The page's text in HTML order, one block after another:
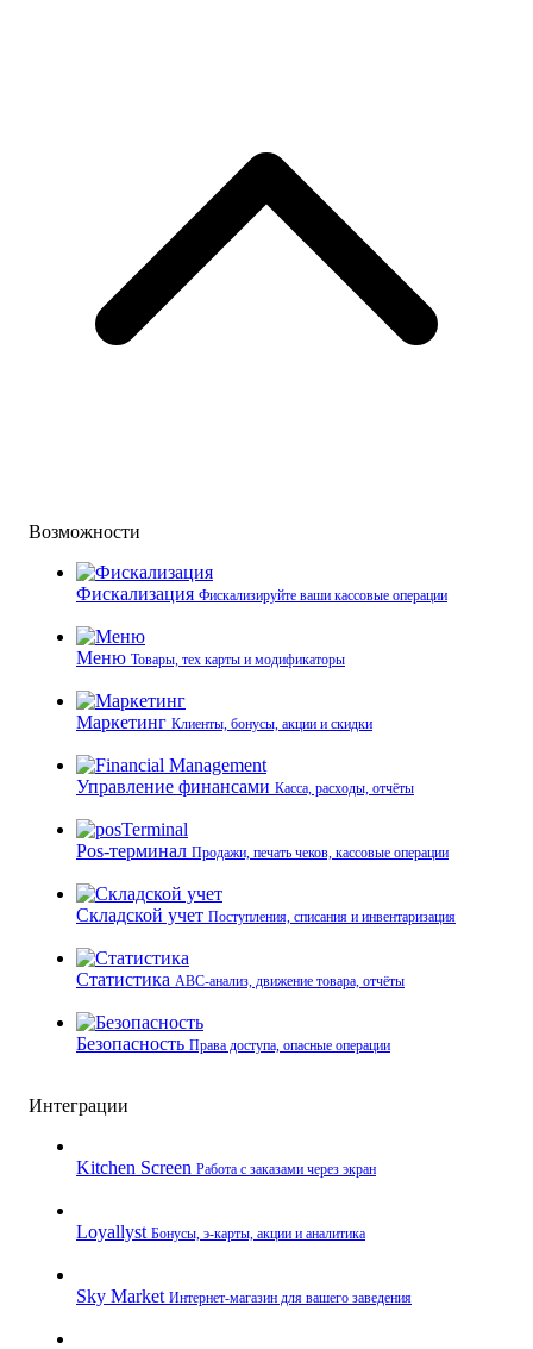
Возможности
Фискализация Фискализируйте ваши кассовые операции
Меню Товары, тех карты и модификаторы
Маркетинг Клиенты, бонусы, акции и скидки
Управление финансами Касса, расходы, отчёты
Pos-терминал Продажи, печать чеков, кассовые операции
Складской учет Поступления, списания и инвентаризация
Статистика ABC-анализ, движение товара, отчёты
Безопасность Права доступа, опасные операции
Интеграции
Kitchen Screen Работа с заказами через экран
Loyallyst Бонусы, э‑карты, акции и аналитика
Sky Market Интернет‑магазин для вашего заведения